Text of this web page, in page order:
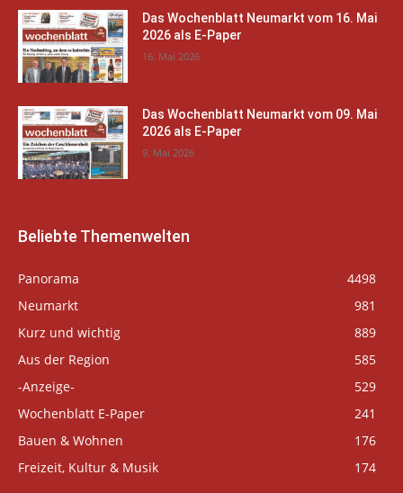
Das Wochenblatt Neumarkt vom 16. Mai
2026 als E-Paper
16. Mai 2026
Das Wochenblatt Neumarkt vom 09. Mai
2026 als E-Paper
9. Mai 2026
Beliebte Themenwelten
Panorama
4498
Neumarkt
981
Kurz und wichtig
889
Aus der Region
585
-Anzeige-
529
Wochenblatt E-Paper
241
Bauen & Wohnen
176
Freizeit, Kultur & Musik
174